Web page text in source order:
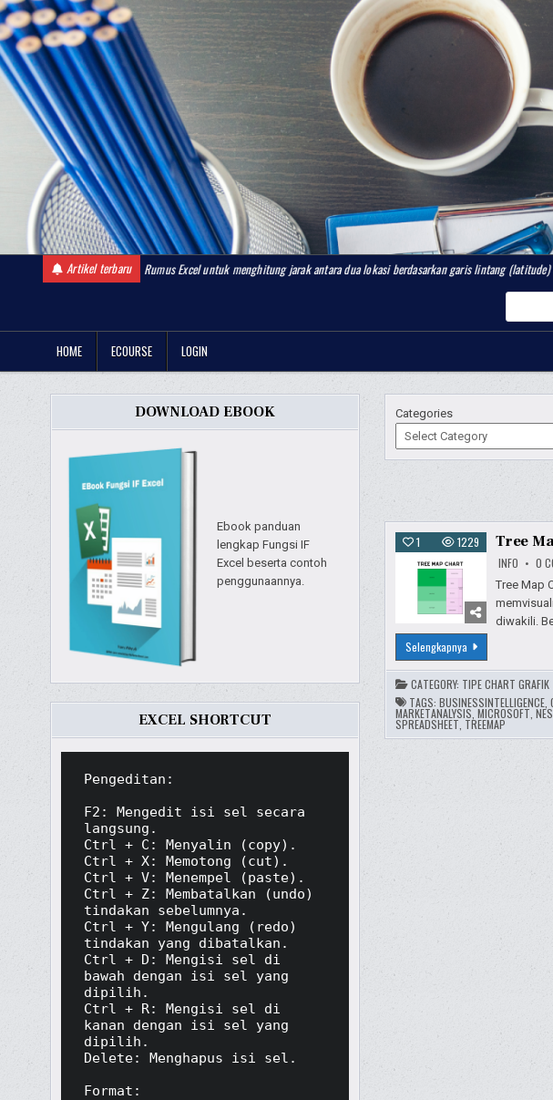
Skip
to
content
Artikel terbaru
Rumus Excel untuk menghitung jarak antara dua lokasi berdasarkan garis lintang (latitude) dan garis
HOME ECOURSE LOGIN
Categories
1 1229 Tree
INFO 0
Tree Map
diwakili.
SelengkapnyaTree
Map
Chart
CATEGORY: TIPE CHART GRAFIK
TAGS: BUSINESSINTELLIGENCE,
MARKETANALYSIS MICROSOFT
SPREADSHEET TREEMAP
DOWNLOAD EBOOK
Ebook panduan
lengkap Fungsi IF
Excel beserta contoh
penggunaannya.
EXCEL SHORTCUT
Pengeditan:
F2: Mengedit isi sel secara
langsung.
Ctrl + C: Menyalin (copy).
Ctrl + X: Memotong (cut).
Ctrl + V: Menempel (paste).
Ctrl + Z: Membatalkan (undo)
tindakan sebelumnya.
Ctrl + Y: Mengulang (redo)
tindakan yang dibatalkan.
Ctrl + D: Mengisi sel di
bawah dengan isi sel yang
dipilih.
Ctrl + R: Mengisi sel di
kanan dengan isi sel yang
dipilih.
Delete: Menghapus isi sel.
Format: